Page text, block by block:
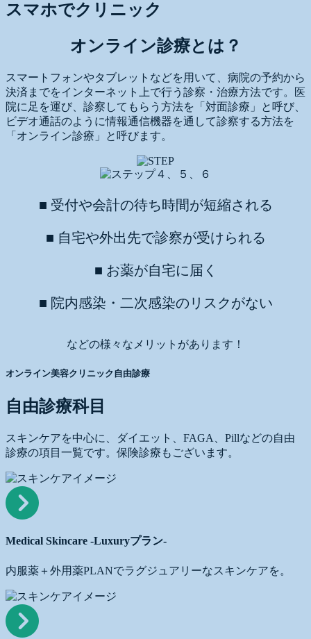
スマホでクリニック
オンライン診療とは？
スマートフォンやタブレットなどを用いて、病院の予約から
決済までをインターネット上で行う診察・治療方法です。医
院に足を運び、診察してもらう方法を「対面診療」と呼び、
ビデオ通話のように情報通信機器を通して診察する方法を
「オンライン診療」と呼びます。
■ 受付や会計の待ち時間が短縮される
■ 自宅や外出先で診察が受けられる
■ お薬が自宅に届く
■ 院内感染・二次感染のリスクがない
などの様々なメリットがあります！
オンライン美容クリニック自由診療
自由診療科目
スキンケアを中心に、ダイエット、FAGA、Pillなどの自由
診療の項目一覧です。保険診療もございます。
Medical
Skincare
-
Luxury
ラ
Medical Skincare -Luxuryプラン-
内服薬＋外用薬PLANでラグジュアリーなスキンケアを。
Medical
Skincare
-
Basic